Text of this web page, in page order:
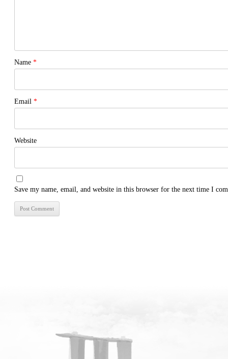
Name *
Email *
Website
Save my name, email, and website in this browser for the next time I